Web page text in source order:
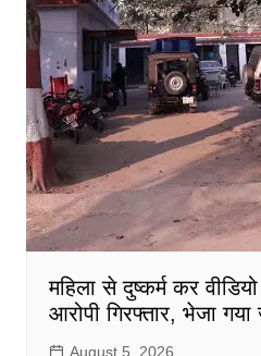
महिला से दुष्कर्म कर
आरोपी गिरफ्तार, भेजा
August 5, 2026